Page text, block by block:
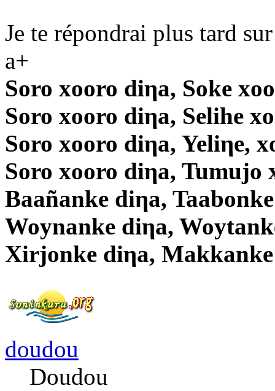
Je te répondrai plus tard
a+
Soro xooro diηa, Soke
Soro xooro diηa, Selihe
Soro xooro diηa, Yeliηe,
Soro xooro diηa, Tumujo
Baañanke diηa,
Woynanke diηa,
Xirjonke diηa,
doudou
Doudou